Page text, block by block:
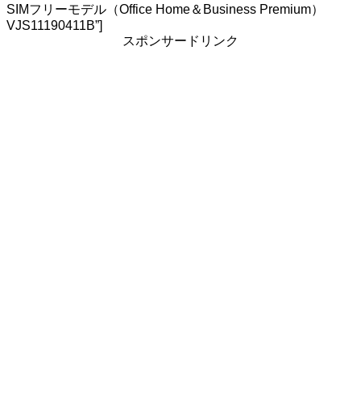
SIMフリーモデル（Office Home＆Business Premium）
VJS11190411B”]
スポンサードリンク